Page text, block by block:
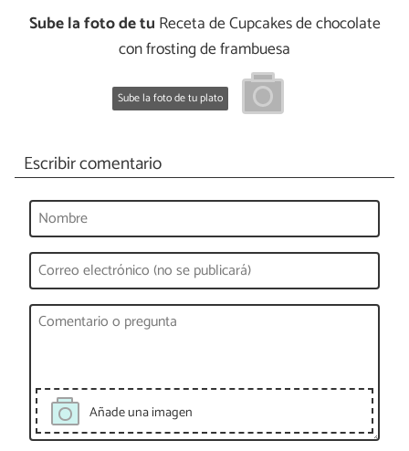
Sube la foto de tu Receta de Cupcakes de chocolate
con frosting de frambuesa
Sube la foto de tu plato
Escribir comentario
Añade una imagen